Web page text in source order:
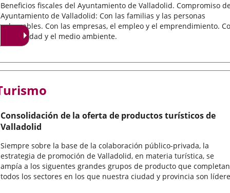
Beneficios fiscales del Ayuntamiento de Valladolid. Compromiso
Ayuntamiento de Valladolid: Con las familias y las personas
vulnerables. Con las empresas, el empleo y el emprendimiento.
la movilidad y el medio ambiente.
Consolidación de la oferta de productos turísticos de
Valladolid
Siempre sobre la base de la colaboración público-privada, la
estrategia de promoción de Valladolid, en materia turística, se
ampía a los siguentes grandes grupos de producto que completan
todos los sectores en los que nuestra ciudad y provincia son